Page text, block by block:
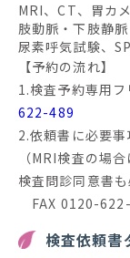
MRI、CT、胃カ
肢動脈・下肢静
尿素呼気試験、
【予約の流れ】
1.検査予約専用
622-489
2.依頼書に必要
（MRI検査の場
検査問診同意書も
FAX 0120-
検査依頼書